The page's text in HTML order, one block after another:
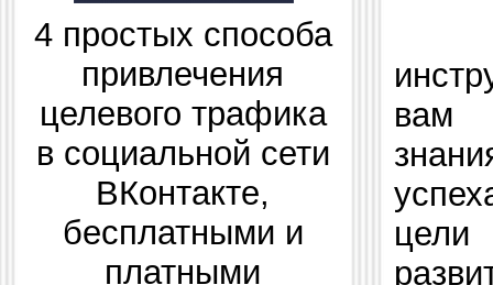
4 простых способа
привлечения
целевого трафика
в социальной сети
ВКонтакте,
бесплатными и
платными
вам